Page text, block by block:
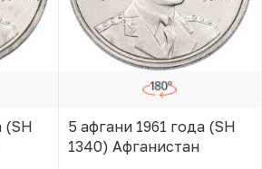
(SH
5 афгани 1961 года (SH
1340) Афганистан